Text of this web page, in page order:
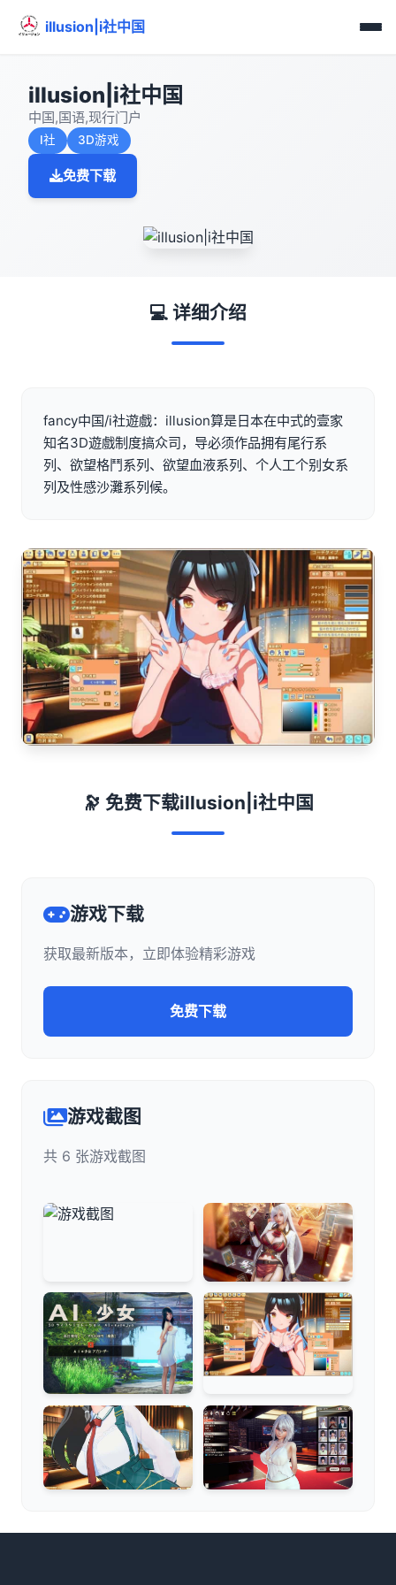
illusion|i社中国
illusion|i社中国
中国,国语,现行门户
I社 3D游戏
免费下载
💻 详细介绍
fancy中国/i社遊戲：illusion算是日本在中式的壹家
知名3D遊戲制度搞众司，导必须作品拥有尾行系
列、欲望格鬥系列、欲望血液系列、个人工个别女系
列及性感沙灘系列候。
🔭 免费下载illusion|i社中国
游戏下载
获取最新版本，立即体验精彩游戏
免费下载
游戏截图
共 6 张游戏截图